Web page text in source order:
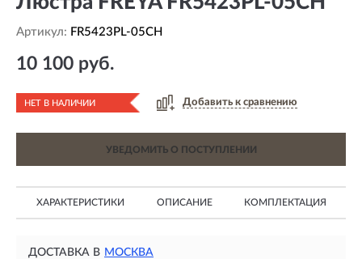
Артикул: FR5423PL-05CH
10 100 руб.
НЕТ В НАЛИЧИИ Добавить к сравнению
УВЕДОМИТЬ О ПОСТУПЛЕНИИ
ХАРАКТЕРИСТИКИ ОПИСАНИЕ КОМПЛЕКТАЦИЯ
ДОСТАВКА В МОСКВА